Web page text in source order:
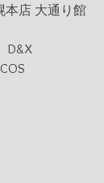
本店 大通り館
D&X